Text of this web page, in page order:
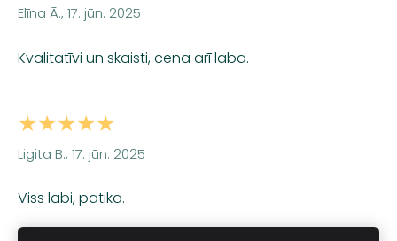
Elīna Ā., 17. jūn. 2025
Kvalitatīvi un skaisti, cena arī laba.
★★★★★
Ligita B., 17. jūn. 2025
Viss labi, patika.